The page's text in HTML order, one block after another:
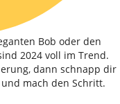
Bob oder den
2024 voll im Trend.
dann schnapp dir
mach den Schritt.